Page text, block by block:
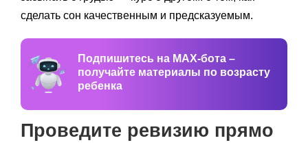
сделать сон качественным и предсказуемым.
Подпишитесь на MAX-бота –
получайте материалы по возрасту
ребенка
Проведите ревизию прямо